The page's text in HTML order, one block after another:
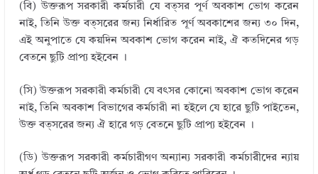
(বি) উক্তরূপ সরকারী কর্মচারী যে বত্সর পূর্ণ অবকাশ ভোগ করেন
নাই, তিনি উক্ত বত্সরের জন্য নির্ধারিত পূর্ণ অবকাশের জন্য ৩০ দিন,
এই অনুপাতে যে কয়দিন অবকাশ ভোগ করেন নাই, ঐ কতদিনের গড়
বেতনে ছুটি প্রাপ্য হইবেন ।
(সি) উক্তরূপ সরকারী কর্মচারী যে বৎসর কোনো অবকাশ ভোগ করেন
নাই, তিনি অবকাশ বিভাগের কর্মচারী না হইলে যে হারে ছুটি পাইতেন,
উক্ত বত্সরের জন্য ঐ হারে গড় বেতনে ছুটি প্রাপ্য হইবেন ।
(ডি) উক্তরূপ সরকারী কর্মচারীগণ অন্যান্য সরকারী কর্মচারীদের ন্যায়